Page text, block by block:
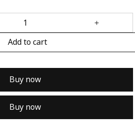
Add to cart
Buy now
Buy now